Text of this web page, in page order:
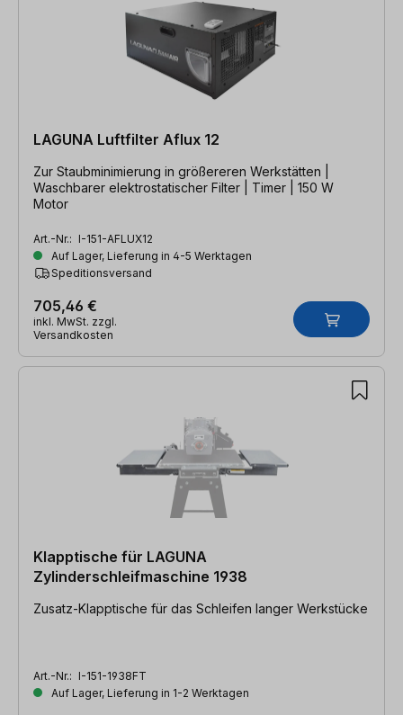
LAGUNA Luftfilter Aflux 12
Zur Staubminimierung in größereren Werkstätten |
Waschbarer elektrostatischer Filter | Timer | 150 W
Motor
Art.-Nr.: I-151-AFLUX12
Auf Lager, Lieferung in 4-5 Werktagen
Speditionsversand
705,46 €
inkl. MwSt. zzgl.
Versandkosten
Klapptische für LAGUNA
Zylinderschleifmaschine 1938
Zusatz-Klapptische für das Schleifen langer Werkstücke
Art.-Nr.: I-151-1938FT
Auf Lager, Lieferung in 1-2 Werktagen